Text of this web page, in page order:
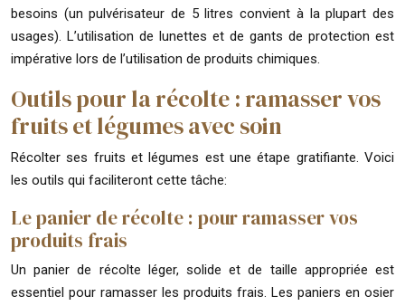
besoins (un pulvérisateur de 5 litres convient à la plupart des
usages). L’utilisation de lunettes et de gants de protection est
impérative lors de l’utilisation de produits chimiques.
Outils pour la récolte : ramasser vos
fruits et légumes avec soin
Récolter ses fruits et légumes est une étape gratifiante. Voici
les outils qui faciliteront cette tâche:
Le panier de récolte : pour ramasser vos
produits frais
Un panier de récolte léger, solide et de taille appropriée est
essentiel pour ramasser les produits frais. Les paniers en osier